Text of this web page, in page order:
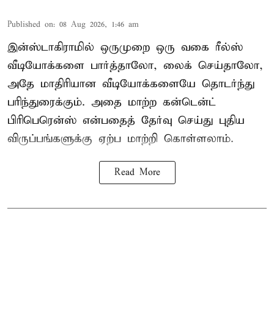
Published on: 08 Aug 2026, 1:46 am
இன்ஸ்டாகிராமில் ஒருமுறை ஒரு வகை ரீல்ஸ்
வீடியோக்களை பார்த்தாலோ, லைக் செய்தாலோ,
அதே மாதிரியான வீடியோக்களையே தொடர்ந்து
பரிந்துரைக்கும். அதை மாற்ற கன்டென்ட்
பிரிபெரென்ஸ் என்பதைத் தேர்வு செய்து புதிய
விருப்பங்களுக்கு ஏற்ப மாற்றி கொள்ளலாம்.
Read More